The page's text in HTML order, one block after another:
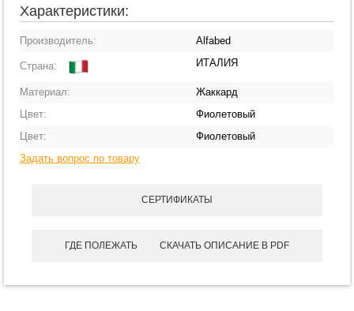
Характеристики:
Производитель: Alfabed
Страна: ИТАЛИЯ
Материал:
Жаккард
Цвет:
Фиолетовый
Цвет:
Фиолетовый
Задать вопрос по товару
СЕРТИФИКАТЫ
ГДЕ ПОЛЕЖАТЬ СКАЧАТЬ ОПИСАНИЕ В PDF